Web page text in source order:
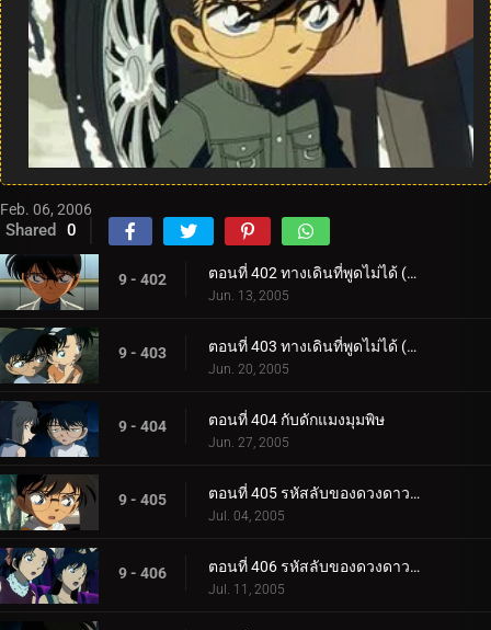
Feb. 06, 2006
Shared 0
9 - 402 ตอนที่ 402 ทางเดินที่พูดไม่ได้ (ตอนแรก)
Jun. 13, 2005
9 - 403 ตอนที่ 403 ทางเดินที่พูดไม่ได้ (ตอนจบ)
Jun. 20, 2005
9 - 404 ตอนที่ 404 กับดักแมงมุมพิษ
Jun. 27, 2005
9 - 405 ตอนที่ 405 รหัสลับของดวงดาวและบุหรี่ (ตอนแรก)
Jul. 04, 2005
9 - 406 ตอนที่ 406 รหัสลับของดวงดาวและบุหรี่ (ตอนจบ)
Jul. 11, 2005